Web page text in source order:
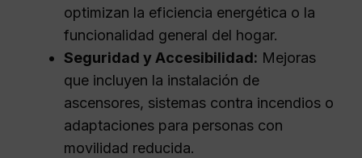
optimizan la eficiencia energética o la
funcionalidad general del hogar.
Seguridad y Accesibilidad: Mejoras
que incluyen la instalación de
ascensores, sistemas contra incendios o
adaptaciones para personas con
movilidad reducida.